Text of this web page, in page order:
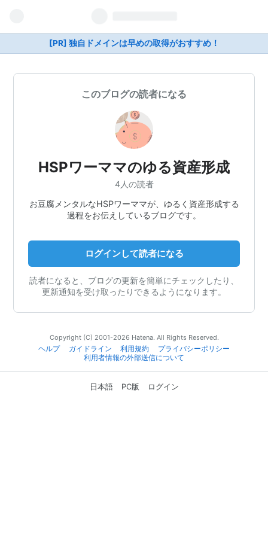
[PR] 独自ドメインは早めの取得がおすすめ！
このブログの読者になる
HSPワーママのゆる資産形成
4人の読者
お豆腐メンタルなHSPワーママが、ゆるく資産形成する
過程をお伝えしているブログです。
ログインして読者になる
読者になると、ブログの更新を簡単にチェックしたり、
更新通知を受け取ったりできるようになります。
Copyright (C) 2001-2026 Hatena. All Rights Reserved.
ヘルプ
ガイドライン 利用規約
プライバシーポリシー
利用者情報の外部送信について
日本語 PC版 ログイン